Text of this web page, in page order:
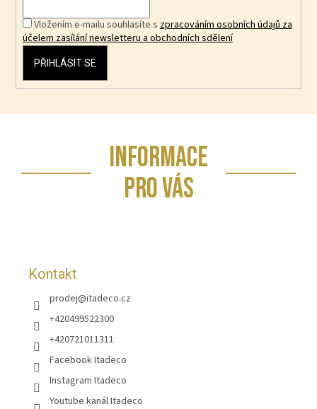
Vložením e-mailu souhlasíte szpracováním osobních údajů za
účelem zasílání newsletteru a obchodních sdělení
PŘIHLÁSIT SE
INFORMACE
PRO VÁS
Kontakt
prodej@itadeco.cz
+420499522300
+420721011311
Facebook Itadeco
Instagram Itadeco
Youtube kanál Itadeco